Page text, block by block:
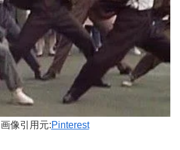
画像引用元:Pinterest